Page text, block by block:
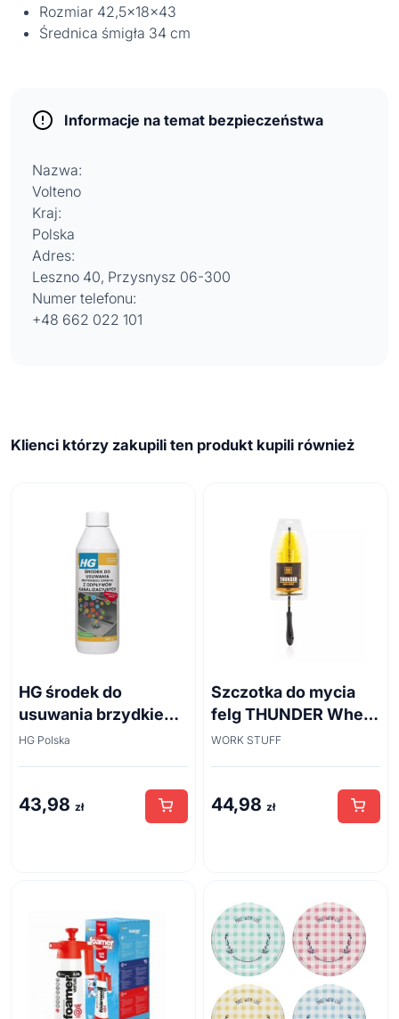
Rozmiar 42,5x18x43
Średnica śmigła 34 cm
Informacje na temat bezpieczeństwa
Nazwa:
Volteno
Kraj:
Polska
Adres:
Leszno 40, Przysnysz 06-300
Numer telefonu:
+48 662 022 101
Klienci którzy zakupili ten produkt kupili również
HG środek do
usuwania brzydkiego
zapachu z odpływów
HG Polska
43,98 zł
Szczotka do mycia
felg THUNDER Wheel
Brush 45cm
WORK STUFF
44,98 zł